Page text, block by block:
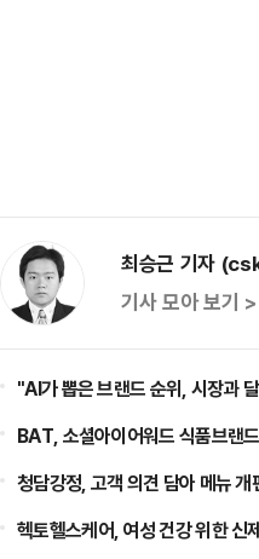
최승근 기자
기사 모아 보기 >
"AI가 뽑은 브랜드 순위, 시장과
BAT, 소셜아이어워드 식품브랜
청담강정, 고객 의견 담아 메뉴 개
헥토헬스케어, 여성 건강 위한